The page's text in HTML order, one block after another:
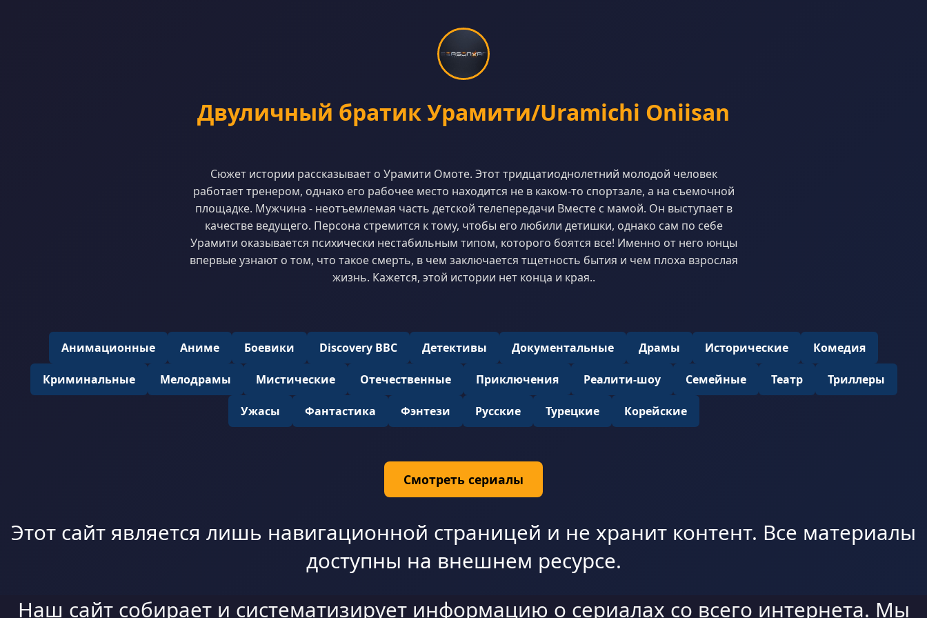
Двуличный братик Урамити/Uramichi Oniisan
Сюжет истории рассказывает о Урамити Омоте. Этот тридцатиоднолетний молодой человек
работает тренером, однако его рабочее место находится не в каком-то спортзале, а на съемочной
площадке. Мужчина - неотъемлемая часть детской телепередачи Вместе с мамой. Он выступает в
качестве ведущего. Персона стремится к тому, чтобы его любили детишки, однако сам по себе
Урамити оказывается психически нестабильным типом, которого боятся все! Именно от него юнцы
впервые узнают о том, что такое смерть, в чем заключается тщетность бытия и чем плоха взрослая
жизнь. Кажется, этой истории нет конца и края..
Анимационные Аниме Боевики Discovery BBC Детективы Документальные Драмы Исторические Комедия
Криминальные Мелодрамы Мистические Отечественные Приключения Реалити-шоу Семейные Театр Триллеры
Ужасы Фантастика Фэнтези Русские Турецкие Корейские
Смотреть сериалы
Этот сайт является лишь навигационной страницей и не хранит контент. Все материалы
доступны на внешнем ресурсе.
Наш сайт собирает и систематизирует информацию о сериалах со всего интернета. Мы